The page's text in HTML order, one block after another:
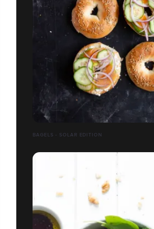
BAGELS - SOLAR EDITION